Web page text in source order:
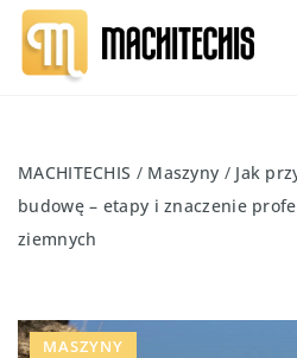
MACHITECHIS / Maszyny / Jak
budowę – etapy i znaczenie
ziemnych
MASZYNY